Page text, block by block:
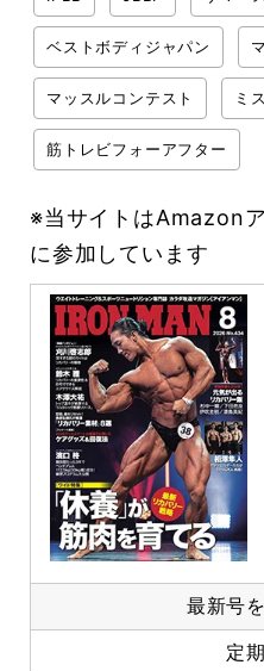
ベストボディジャパン
マッスルコンテスト ミ
筋トレビフォーアフター
※当サイトはAmazon
に参加しています
最新号
定